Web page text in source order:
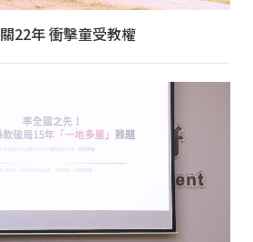
22年 衝擊童受教權